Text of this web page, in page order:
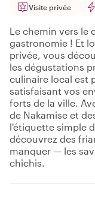
Visite privée
Le chemin vers le
gastronomie ! Et
privée, vous
les dégustations
culinaire local est
satisfaisant vos
forts de la ville.
de Nakamise et
l'étiquette simple
découvrez des
manquer — les
chichis.